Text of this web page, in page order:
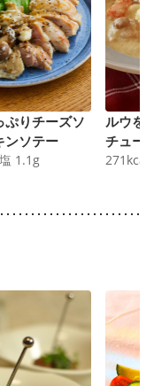
ぷりチーズソ
ンソテー
1.1 g
ルウを
チュー
271 kcal